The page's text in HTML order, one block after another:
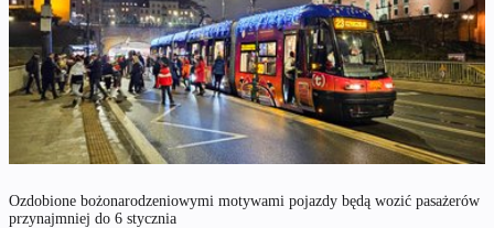
Ozdobione bożonarodzeniowymi motywami pojazdy będą wozić pasażerów
przynajmniej do 6 stycznia